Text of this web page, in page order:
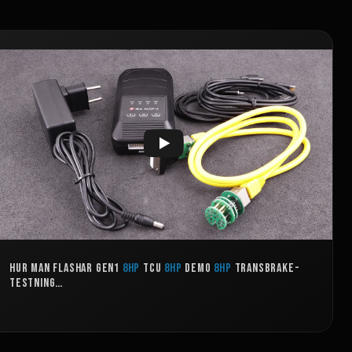
Hur man flashar GEN1 8HP TCU 8HP demo 8HP transbrake-
testning…